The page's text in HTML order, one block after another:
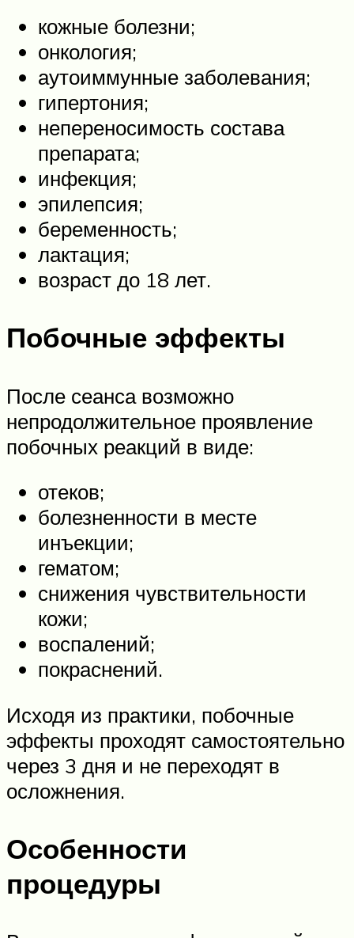
кожные болезни;
онкология;
аутоиммунные заболевания;
гипертония;
непереносимость состава
препарата;
инфекция;
эпилепсия;
беременность;
лактация;
возраст до 18 лет.
Побочные эффекты
После сеанса возможно
непродолжительное проявление
побочных реакций в виде:
отеков;
болезненности в месте
инъекции;
гематом;
снижения чувствительности
кожи;
воспалений;
покраснений.
Исходя из практики, побочные
эффекты проходят самостоятельно
через 3 дня и не переходят в
осложнения.
Особенности
процедуры